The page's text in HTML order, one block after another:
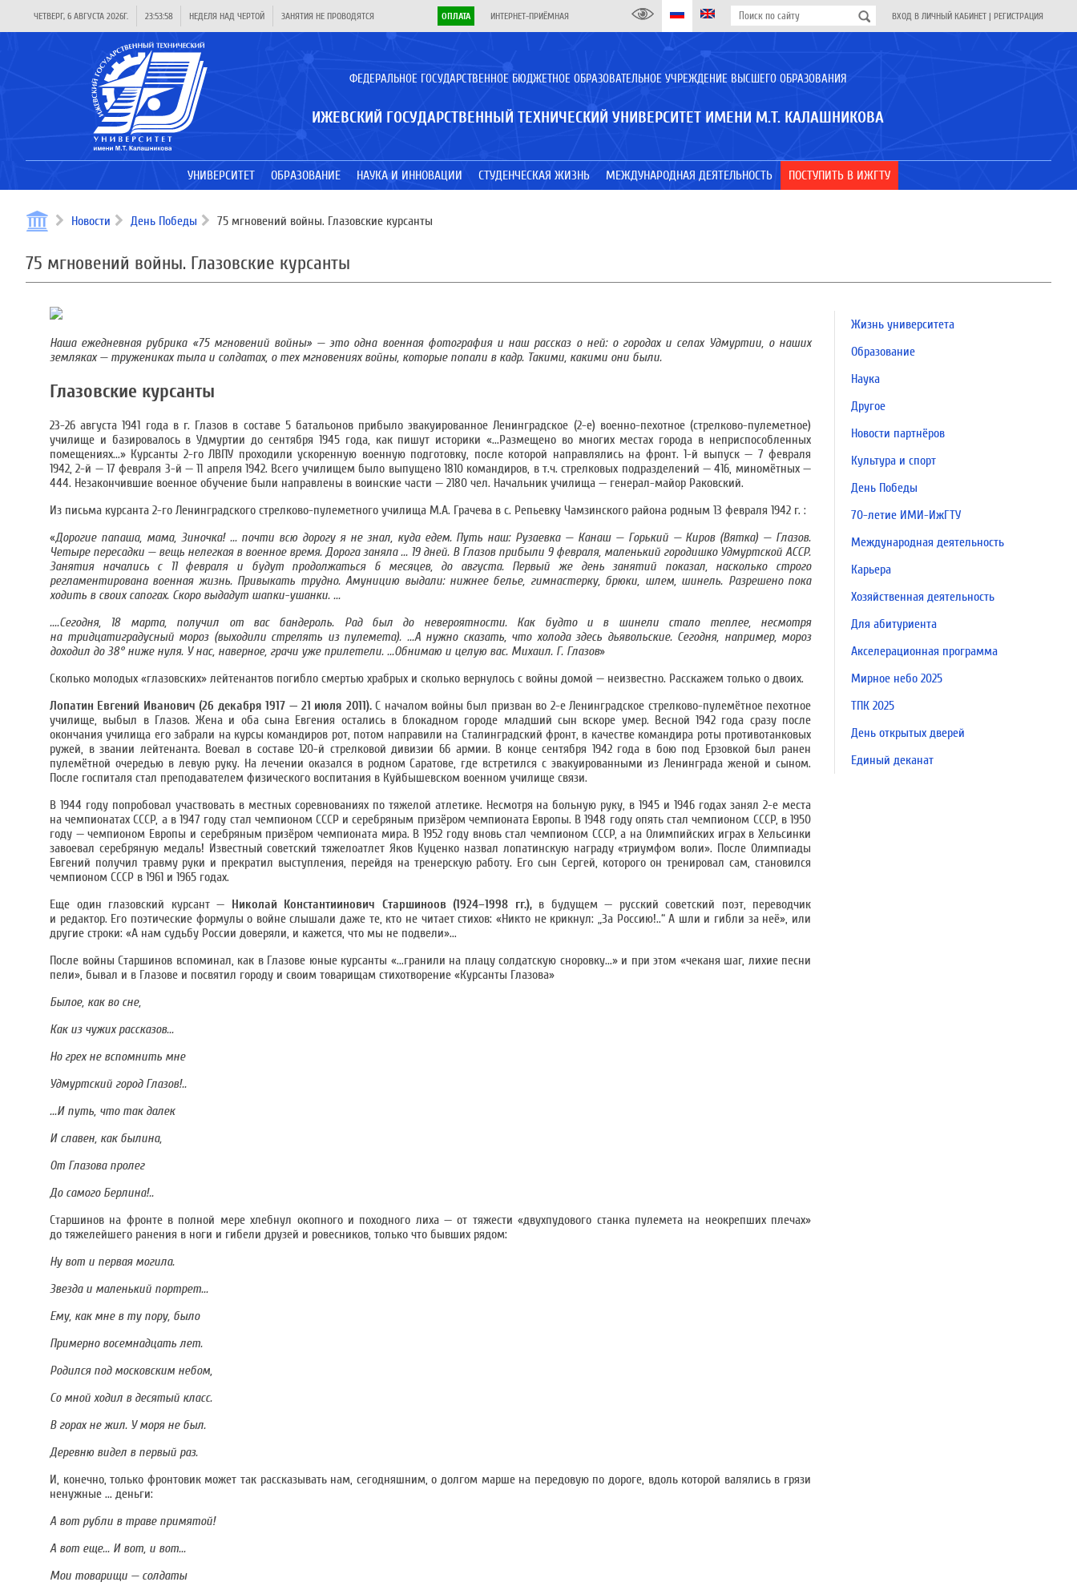
ЧЕТВЕРГ, 6 АВГУСТА 2026Г. 23:53:59 НЕДЕЛЯ НАД ЧЕРТОЙ ЗАНЯТИЯ НЕ ПРОВОДЯТСЯ ОПЛАТА ИНТЕРНЕТ-ПРИЁМНАЯ ВХОД В ЛИЧНЫЙ КАБИНЕТ | РЕГИСТРАЦИЯ
ФЕДЕРАЛЬНОЕ ГОСУДАРСТВЕННОЕ БЮДЖЕТНОЕ ОБРАЗОВАТЕЛЬНОЕ УЧРЕЖДЕНИЕ ВЫСШЕГО ОБРАЗОВАНИЯ
ИЖЕВСКИЙ ГОСУДАРСТВЕННЫЙ ТЕХНИЧЕСКИЙ УНИВЕРСИТЕТ ИМЕНИ М.Т. КАЛАШНИКОВА
УНИВЕРСИТЕТ ОБРАЗОВАНИЕ НАУКА И ИННОВАЦИИ СТУДЕНЧЕСКАЯ ЖИЗНЬ МЕЖДУНАРОДНАЯ ДЕЯТЕЛЬНОСТЬ ПОСТУПИТЬ В ИЖГТУ
Новости День Победы 75 мгновений войны. Глазовские курсанты
75 мгновений войны. Глазовские курсанты
Наша ежедневная рубрика «75 мгновений войны» — это одна военная фотография и наш рассказ о ней: о городах и селах Удмуртии, о наших
земляках — тружениках тыла и солдатах, о тех мгновениях войны, которые попали в кадр. Такими, какими они были.
Глазовские курсанты
23-26 августа 1941 года в г. Глазов в составе 5 батальонов прибыло эвакуированное Ленинградское (2-е) военно-пехотное (стрелково-пулеметное)
училище и базировалось в Удмуртии до сентября 1945 года, как пишут историки «...Размещено во многих местах города в неприспособленных
помещениях...» Курсанты 2-го ЛВПУ проходили ускоренную военную подготовку, после которой направлялись на фронт. 1-й выпуск — 7 февраля
1942, 2-й — 17 февраля 3-й — 11 апреля 1942. Всего училищем было выпущено 1810 командиров, в т.ч. стрелковых подразделений — 416, миномётных —
444. Незакончившие военное обучение были направлены в воинские части — 2180 чел. Начальник училища — генерал-майор Раковский.
Из письма курсанта 2-го Ленинградского стрелково-пулеметного училища М.А. Грачева в с. Репьевку Чамзинского района родным 13 февраля 1942 г. :
«Дорогие папаша, мама, Зиночка! ... почти всю дорогу я не знал, куда едем. Путь наш: Рузаевка — Канаш — Горький — Киров (Вятка) — Глазов.
Четыре пересадки — вещь нелегкая в военное время. Дорога заняла ... 19 дней. В Глазов прибыли 9 февраля, маленький городишко Удмуртской АССР.
Занятия начались с 11 февраля и будут продолжаться 6 месяцев, до августа. Первый же день занятий показал, насколько строго
регламентирована военная жизнь. Привыкать трудно. Амуницию выдали: нижнее белье, гимнастерку, брюки, шлем, шинель. Разрешено пока
ходить в своих сапогах. Скоро выдадут шапки-ушанки. ...
....Сегодня, 18 марта, получил от вас бандероль. Рад был до невероятности. Как будто и в шинели стало теплее, несмотря
на тридцатиградусный мороз (выходили стрелять из пулемета). ...А нужно сказать, что холода здесь дьявольские. Сегодня, например, мороз
доходил до 38° ниже нуля. У нас, наверное, грачи уже прилетели. ...Обнимаю и целую вас. Михаил. Г. Глазов»
Сколько молодых «глазовских» лейтенантов погибло смертью храбрых и сколько вернулось с войны домой — неизвестно. Расскажем только о двоих.
Лопатин Евгений Иванович (26 декабря 1917 — 21 июля 2011).С началом войны был призван во 2-е Ленинградское стрелково-пулемётное пехотное
училище, выбыл в Глазов. Жена и оба сына Евгения остались в блокадном городе младший сын вскоре умер. Весной 1942 года сразу после
окончания училища его забрали на курсы командиров рот, потом направили на Сталинградский фронт, в качестве командира роты противотанковых
ружей, в звании лейтенанта. Воевал в составе 120-й стрелковой дивизии 66 армии. В конце сентября 1942 года в бою под Ерзовкой был ранен
пулемётной очередью в левую руку. На лечении оказался в родном Саратове, где встретился с эвакуированными из Ленинграда женой и сыном.
После госпиталя стал преподавателем физического воспитания в Куйбышевском военном училище связи.
В 1944 году попробовал участвовать в местных соревнованиях по тяжелой атлетике. Несмотря на больную руку, в 1945 и 1946 годах занял 2-е места
на чемпионатах СССР, а в 1947 году стал чемпионом СССР и серебряным призёром чемпионата Европы. В 1948 году опять стал чемпионом СССР, в 1950
году — чемпионом Европы и серебряным призёром чемпионата мира. В 1952 году вновь стал чемпионом СССР, а на Олимпийских играх в Хельсинки
завоевал серебряную медаль! Известный советский тяжелоатлет Яков Куценко назвал лопатинскую награду «триумфом воли». После Олимпиады
Евгений получил травму руки и прекратил выступления, перейдя на тренерскую работу. Его сын Сергей, которого он тренировал сам, становился
чемпионом СССР в 1961 и 1965 годах.
Еще один глазовский курсант — Николай Константиинович Старшиноов (1924–1998 гг.),в будущем — русский советский поэт, переводчик
и редактор. Его поэтические формулы о войне слышали даже те, кто не читает стихов: «Никто не крикнул: „За Россию!..“ А шли и гибли за неё», или
другие строки: «А нам судьбу России доверяли, и кажется, что мы не подвели»...
После войны Старшинов вспоминал, как в Глазове юные курсанты «...гранили на плацу солдатскую сноровку...» и при этом «чеканя шаг, лихие песни
пели», бывал и в Глазове и посвятил городу и своим товарищам стихотворение «Курсанты Глазова»
Былое, как во сне,
Как из чужих рассказов...
Но грех не вспомнить мне
Удмуртский город Глазов!..
...И путь, что так далек
И славен, как былина,
От Глазова пролег
До самого Берлина!..
Старшинов на фронте в полной мере хлебнул окопного и походного лиха — от тяжести «двухпудового станка пулемета на неокрепших плечах»
до тяжелейшего ранения в ноги и гибели друзей и ровесников, только что бывших рядом:
Ну вот и первая могила.
Звезда и маленький портрет...
Ему, как мне в ту пору, было
Примерно восемнадцать лет.
Родился под московским небом,
Со мной ходил в десятый класс.
В горах не жил. У моря не был.
Деревню видел в первый раз.
И, конечно, только фронтовик может так рассказывать нам, сегодняшним, о долгом марше на передовую по дороге, вдоль которой валялись в грязи
ненужные ... деньги:
А вот рубли в траве примятой!
А вот еще... И вот, и вот...
Мои товарищи — солдаты
Жизнь университета
Образование
Наука
Другое
Новости партнёров
Культура и спорт
День Победы
70-летие ИМИ-ИжГТУ
Международная деятельность
Карьера
Хозяйственная деятельность
Для абитуриента
Акселерационная программа
Мирное небо 2025
ТПК 2025
День открытых дверей
Единый деканат